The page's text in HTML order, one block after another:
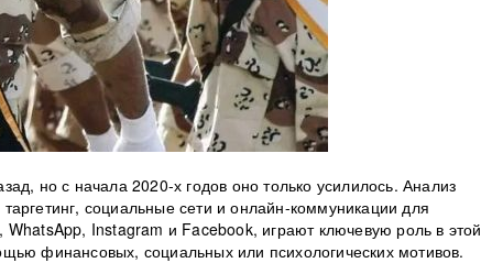
но с начала 2020-х годов оно только усилилось. Анализ
социальные сети и онлайн-коммуникации для
Instagram и Facebook, играют ключевую роль в этой
финансовых, социальных или психологических мотивов.